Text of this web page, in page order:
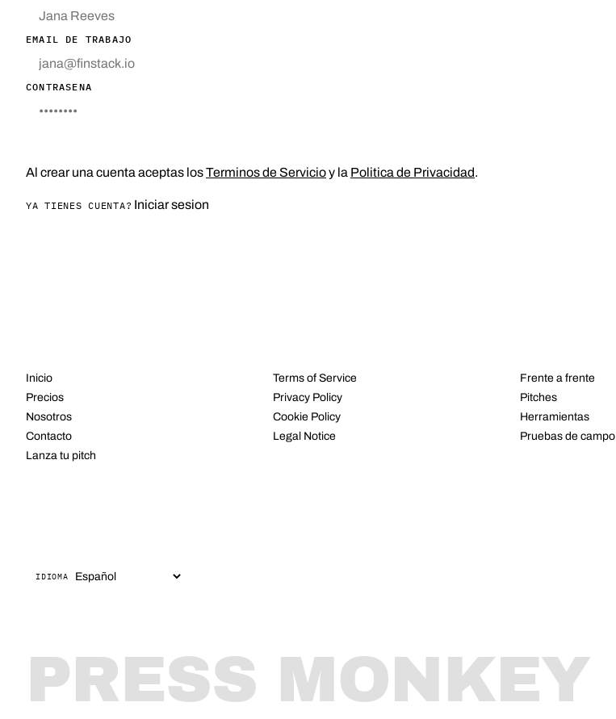
EMAIL DE TRABAJO
CONTRASENA
Al crear una cuenta aceptas losTerminos de Servicioy la Politica de Privacidad.
YA TIENES CUENTA? Iniciar sesion
Inicio
Precios
Nosotros
Contacto
Lanza tu pitch
Terms of Service
Privacy Policy
Cookie Policy
Legal Notice
Frente a frente
Pitches
Herramientas
Pruebas de campo
IDIOMA
PRESS MONKEY